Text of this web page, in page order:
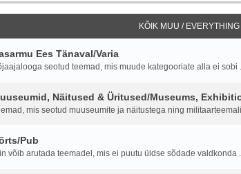
KÕIK MUU /
Ees Tänaval/Varia
seotud teemad, mis muude kategooriate alla ei sobi
Näitused & Üritused/Museums,
mis seotud muuseumite ja näitustega ning
Pub
võib arutada teemadel, mis ei puutu üldse sõdade valdkonda